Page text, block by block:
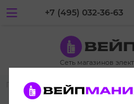
Сеть магазинов
+7 (495) 032-36-63
Главная Комплектующие POD-
UDN-X Plus